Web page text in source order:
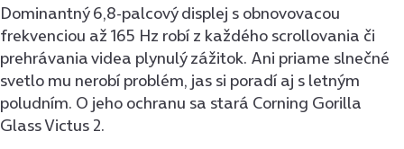
Dominantný 6,8-palcový displej s obnovovacou
frekvenciou až 165 Hz robí z každého scrollovania či
prehrávania videa plynulý zážitok. Ani priame slnečné
svetlo mu nerobí problém, jas si poradí aj s letným
poludním. O jeho ochranu sa stará Corning Gorilla
Glass Victus 2.